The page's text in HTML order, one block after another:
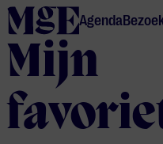
home
Agenda
Mijn